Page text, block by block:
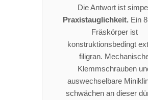
Die Antwort ist
Praxistauglichkeit. Ein
Fräskörper ist
konstruktionsbedingt
filigran.
Klemmschrauben
auswechselbare
schwächen an dieser